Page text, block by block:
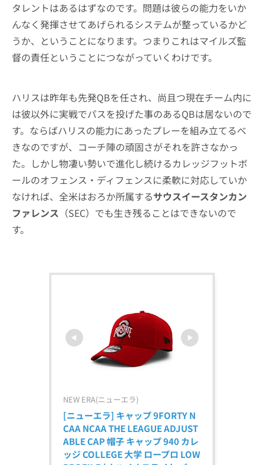
タレントはあるはずなのです。問題は彼らの能力をいか
んなく発揮させてあげられるシステムが整っているかど
うか、ということになります。つまりこれはマイルズ監
督の責任ということにつながっていくわけです。
ハリスは昨年も先発QBを任され、尚且つ現在チーム内に
は彼以外に実戦でパスを投げた事のあるQBは居ないので
す。ならばハリスの能力にあったプレーを組み立てるべ
きなのですが、コーチ陣の頑固さがそれを許さなかっ
た。しかし物凄い勢いで進化し続けるカレッジフットボ
ールのオフェンス・ディフェンスに柔軟に対応していか
なければ、全米はおろか所属するサウスイースタンカン
ファレンス （SEC）でも生き残ることはできないので
す。
NEW ERA(ニューエラ)
[ニューエラ] キャップ 9FORTY N
CAA NCAA THE LEAGUE ADJUST
ABLE CAP 帽子 キャップ 940 カレ
ッジ COLLEGE 大学 ロープロ LOW